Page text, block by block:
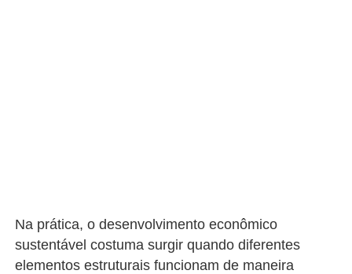
Na prática, o desenvolvimento econômico
sustentável costuma surgir quando diferentes
elementos estruturais funcionam de maneira